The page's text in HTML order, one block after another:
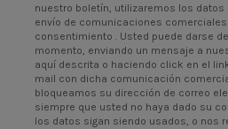
nuestro boletín, utilizaremos los
envío de comunicaciones
consentimiento . Usted puede darse
momento, enviando un mensaje a
aquí descrita o haciendo click en el
mail con dicha comunicación
bloqueamos su dirección de correo
siempre que usted no haya dado su
los datos sigan siendo usados, o nos